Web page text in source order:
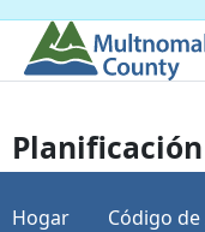
Hogar Código